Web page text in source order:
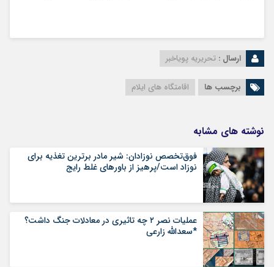
ارسال : تحریریه پویاخبر
برچسب ها اقامتگاه های ایلام
نوشته های مشابه
فوق‌تخصص نوزادان: شیر مادر برترین تغذیه برای
نوزاد است/پرهیز از باورهای غلط رایج
عملیات نصر ۲ چه تاثیری در معادلات جنگ داشت؟
*سعدالله زارعی